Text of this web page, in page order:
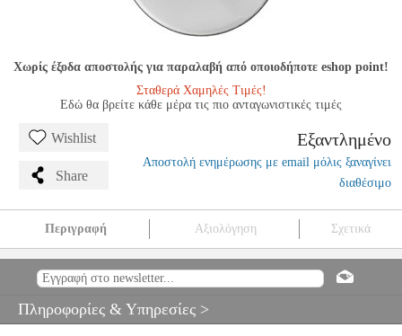
Χωρίς έξοδα αποστολής για παραλαβή από οποιοδήποτε eshop point!
Σταθερά Χαμηλές Τιμές!
Εδώ θα βρείτε κάθε μέρα τις πιο ανταγωνιστικές τιμές
Wishlist
Share
Εξαντλημένο
Αποστολή ενημέρωσης με email μόλις ξαναγίνει
διαθέσιμο
Περιγραφή Αξιολόγηση Σχετικά
MSC.302310 MSC.302310
ΑΞΕΣΟΥΑΡ
ΝΤΡΑΜΣ
Πληροφορίες & Υπηρεσίες >